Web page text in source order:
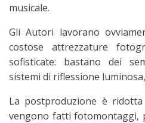
musicale.
Gli Autori lavorano
costose attrezzature
sofisticate: bastano dei
sistemi di riflessione
La postproduzione è
vengono fatti fotomontaggi,